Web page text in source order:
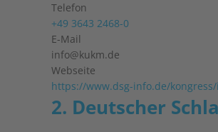
Telefon
+49 3643 2468-0
E-Mail
info@kukm.de
Webseite
https://www.dsg-info.de/
2. Deutscher